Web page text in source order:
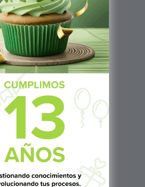
522 3869
+57 317 4651554
- 5:00pm
y 61 Av Nte, #3206, Local 9, San
6986 1402
+503 7687 3923
- 5:00pm